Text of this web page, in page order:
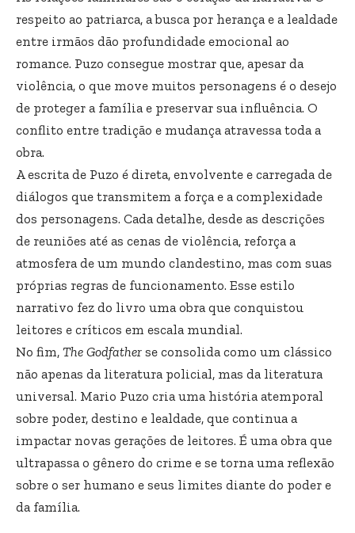
respeito ao patriarca, a busca por herança e a lealdade
entre irmãos dão profundidade emocional ao
romance. Puzo consegue mostrar que, apesar da
violência, o que move muitos personagens é o desejo
de proteger a família e preservar sua influência. O
conflito entre tradição e mudança atravessa toda a
obra.
A escrita de Puzo é direta, envolvente e carregada de
diálogos que transmitem a força e a complexidade
dos personagens. Cada detalhe, desde as descrições
de reuniões até as cenas de violência, reforça a
atmosfera de um mundo clandestino, mas com suas
próprias regras de funcionamento. Esse estilo
narrativo fez do livro uma obra que conquistou
leitores e críticos em escala mundial.
No fim, The Godfather se consolida como um clássico
não apenas da literatura policial, mas da literatura
universal. Mario Puzo cria uma história atemporal
sobre poder, destino e lealdade, que continua a
impactar novas gerações de leitores. É uma obra que
ultrapassa o gênero do crime e se torna uma reflexão
sobre o ser humano e seus limites diante do poder e
da família.